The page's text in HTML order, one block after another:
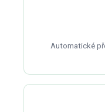
Automatické